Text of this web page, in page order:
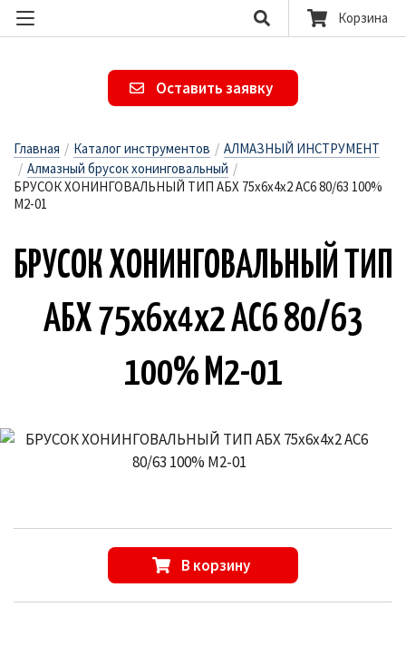
Корзина
Оставить заявку
Главная / Каталог инструментов / АЛМАЗНЫЙ ИНСТРУМЕНТ
/ Алмазный брусок хонинговальный /
БРУСОК ХОНИНГОВАЛЬНЫЙ ТИП АБХ 75х6х4х2 AC6 80/63 100%
M2-01
БРУ­СОК ХО­НИН­ГО­ВАЛЬ­НЫЙ ТИП
АБХ 75х6х4х2 AC6 80/63
100% M2-01
В корзину